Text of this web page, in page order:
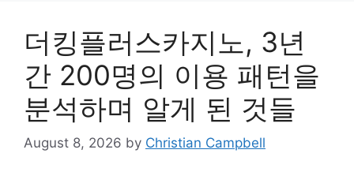
더킹플러스카지노, 3년
간 200명의 이용 패턴을
분석하며 알게 된 것들
August 8, 2026 by Christian Campbell